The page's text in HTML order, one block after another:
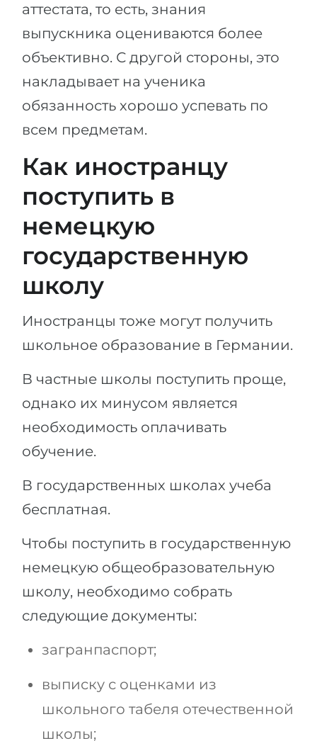
аттестата, то есть, знания
выпускника оцениваются более
объективно. С другой стороны, это
накладывает на ученика
обязанность хорошо успевать по
всем предметам.
Как иностранцу
поступить в
немецкую
государственную
школу
Иностранцы тоже могут получить
школьное образование в Германии.
В частные школы поступить проще,
однако их минусом является
необходимость оплачивать
обучение.
В государственных школах учеба
бесплатная.
Чтобы поступить в государственную
немецкую общеобразовательную
школу, необходимо собрать
следующие документы:
загранпаспорт;
выписку с оценками из
школьного табеля отечественной
школы;